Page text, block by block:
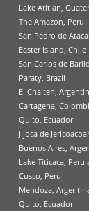
Lake Atitlan,
The Amazon, Peru
San Pedro de
Easter Island, Chile
San Carlos de
Paraty, Brazil
El Chalten,
Cartagena,
Quito, Ecuador
Jijoca de
Buenos Aires,
Lake Titicaca,
Cusco, Peru
Mendoza,
Quito, Ecuador